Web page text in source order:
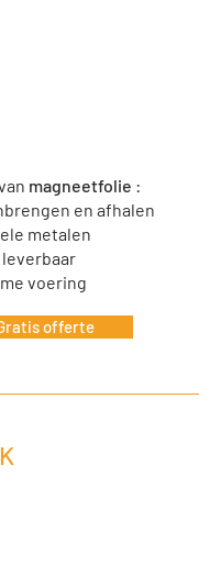
magneetfolie :
en afhalen
metalen
voering
offerte